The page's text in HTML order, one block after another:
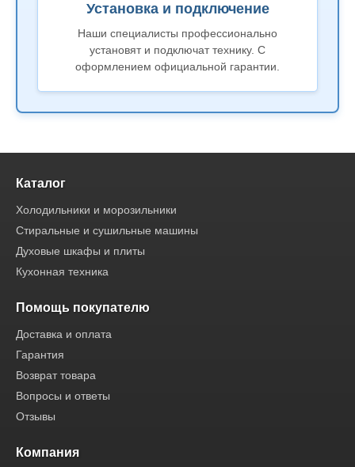
Установка и подключение
Наши специалисты профессионально
установят и подключат технику. С
оформлением официальной гарантии.
Каталог
Холодильники и морозильники
Стиральные и сушильные машины
Духовые шкафы и плиты
Кухонная техника
Помощь покупателю
Доставка и оплата
Гарантия
Возврат товара
Вопросы и ответы
Отзывы
Компания